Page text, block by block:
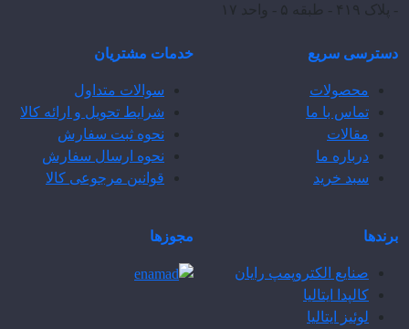
- پلاک ۴۱۹ - طبقه ۵ - واحد ۱۷
دسترسی سریع
محصولات
تماس با ما
مقالات
درباره ما
سبد خرید
خدمات مشتریان
سوالات متداول
شرایط تحویل و ارائه کالا
نحوه ثبت سفارش
نحوه ارسال سفارش
قوانین مرجوعی کالا
برندها
صنایع الکتروپمپ رایان
کالپدا ایتالیا
لوئیز ایتالیا
مجوزها